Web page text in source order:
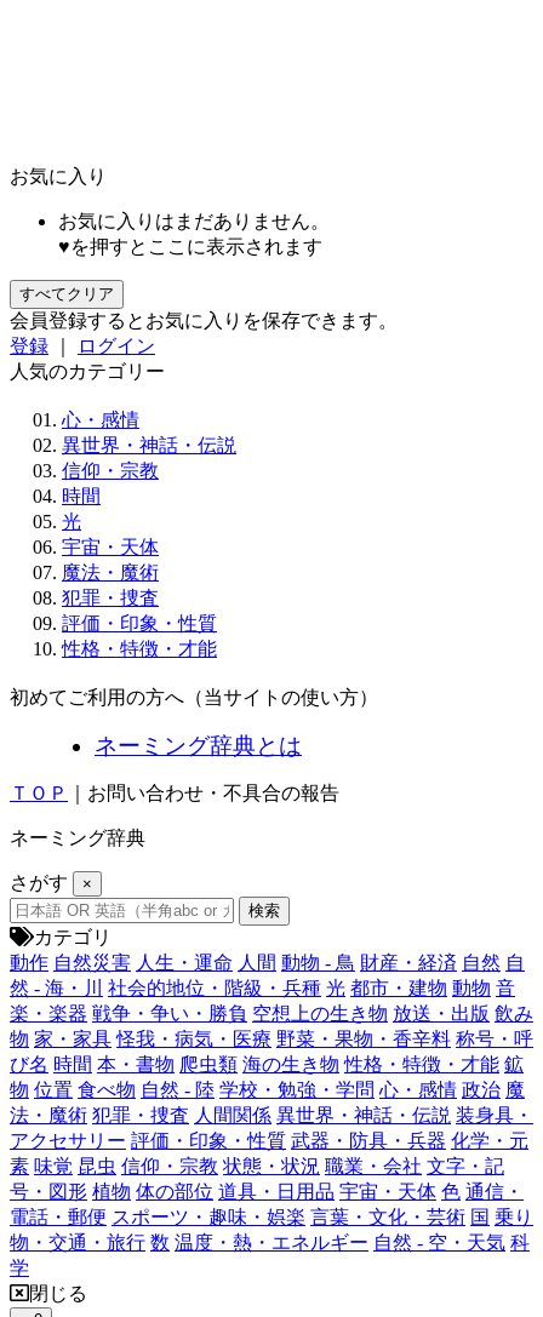
お気に入り
お気に入りはまだありません。
♥を押すとここに表示されます
すべてクリア
会員登録するとお気に入りを保存できます。
登録
ログイン
人気のカテゴリー
心・感情
異世界・神話・伝説
信仰・宗教
時間
光
宇宙・天体
魔法・魔術
犯罪・捜査
評価・印象・性質
性格・特徴・才能
初めてご利用の方へ（当サイトの使い方）
ネーミング辞典とは
ＴＯＰ ｜お問い合わせ・不具合の報告
ネーミング辞典
さがす ×
カテゴリ
動作 自然災害 人生・運命 人間 動物 - 鳥 財産・経済 自然 自
然 - 海・川
社会的地位・階級・兵種 光 都市・建物 動物 音
楽・楽器 戦争・争い・勝負 空想上の生き物 放送・出版 飲み
物 家・家具 怪我・病気・医療 野菜・果物・香辛料 称号・呼
び名 時間 本・書物 爬虫類 海の生き物 性格・特徴・才能 鉱
物 位置 食べ物 自然 - 陸 学校・勉強・学問 心・感情 政治 魔
法・魔術 犯罪・捜査 人間関係 異世界・神話・伝説 装身具・
アクセサリー 評価・印象・性質 武器・防具・兵器 化学・元
素 味覚 昆虫 信仰・宗教 状態・状況 職業・会社 文字・記
号・図形 植物 体の部位 道具・日用品 宇宙・天体 色 通信・
電話・郵便 スポーツ・趣味・娯楽 言葉・文化・芸術 国 乗り
物・交通・旅行 数 温度・熱・エネルギー 自然 - 空・天気 科
学
閉じる